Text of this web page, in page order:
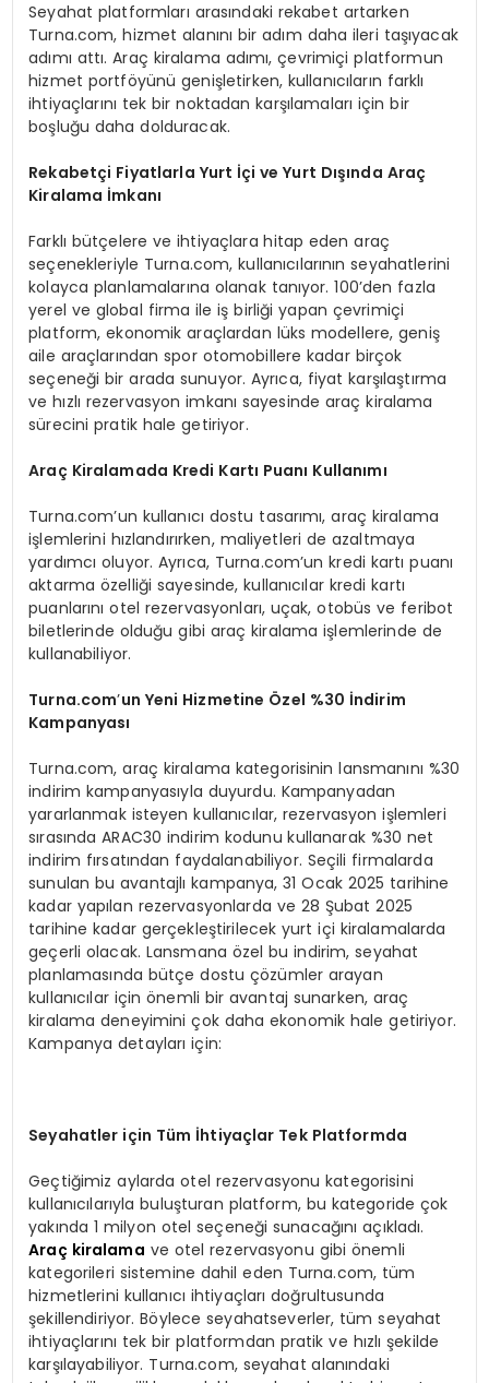
Seyahat platformları arasındaki rekabet artarken
Turna.com, hizmet alanını bir adım daha ileri taşıyacak
adımı attı. Araç kiralama adımı, çevrimiçi platformun
hizmet portföyünü genişletirken, kullanıcıların farklı
ihtiyaçlarını tek bir noktadan karşılamaları için bir
boşluğu daha dolduracak.
Rekabetçi Fiyatlarla Yurt İçi ve Yurt Dışında Araç
Kiralama İmkanı
Farklı bütçelere ve ihtiyaçlara hitap eden araç
seçenekleriyle Turna.com, kullanıcılarının seyahatlerini
kolayca planlamalarına olanak tanıyor. 100’den fazla
yerel ve global firma ile iş birliği yapan çevrimiçi
platform, ekonomik araçlardan lüks modellere, geniş
aile araçlarından spor otomobillere kadar birçok
seçeneği bir arada sunuyor. Ayrıca, fiyat karşılaştırma
ve hızlı rezervasyon imkanı sayesinde araç kiralama
sürecini pratik hale getiriyor.
Araç Kiralamada Kredi Kartı Puanı Kullanımı
Turna.com’un kullanıcı dostu tasarımı, araç kiralama
işlemlerini hızlandırırken, maliyetleri de azaltmaya
yardımcı oluyor. Ayrıca, Turna.com’un kredi kartı puanı
aktarma özelliği sayesinde, kullanıcılar kredi kartı
puanlarını otel rezervasyonları, uçak, otobüs ve feribot
biletlerinde olduğu gibi araç kiralama işlemlerinde de
kullanabiliyor.
Turna.com’un Yeni Hizmetine Özel %30 İndirim
Kampanyası
Turna.com, araç kiralama kategorisinin lansmanını %30
indirim kampanyasıyla duyurdu. Kampanyadan
yararlanmak isteyen kullanıcılar, rezervasyon işlemleri
sırasında ARAC30 indirim kodunu kullanarak %30 net
indirim fırsatından faydalanabiliyor. Seçili firmalarda
sunulan bu avantajlı kampanya, 31 Ocak 2025 tarihine
kadar yapılan rezervasyonlarda ve 28 Şubat 2025
tarihine kadar gerçekleştirilecek yurt içi kiralamalarda
geçerli olacak. Lansmana özel bu indirim, seyahat
planlamasında bütçe dostu çözümler arayan
kullanıcılar için önemli bir avantaj sunarken, araç
kiralama deneyimini çok daha ekonomik hale getiriyor.
Kampanya detayları için:
Seyahatler için Tüm İhtiyaçlar Tek Platformda
Geçtiğimiz aylarda otel rezervasyonu kategorisini
kullanıcılarıyla buluşturan platform, bu kategoride çok
yakında 1 milyon otel seçeneği sunacağını açıkladı.
Araç kiralama ve otel rezervasyonu gibi önemli
kategorileri sistemine dahil eden Turna.com, tüm
hizmetlerini kullanıcı ihtiyaçları doğrultusunda
şekillendiriyor. Böylece seyahatseverler, tüm seyahat
ihtiyaçlarını tek bir platformdan pratik ve hızlı şekilde
karşılayabiliyor. Turna.com, seyahat alanındaki